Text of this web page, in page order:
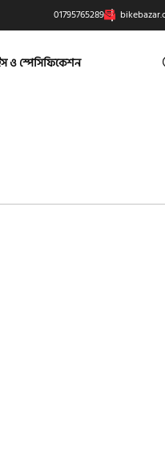
01795765289
ও স্পেসিফিকেশন